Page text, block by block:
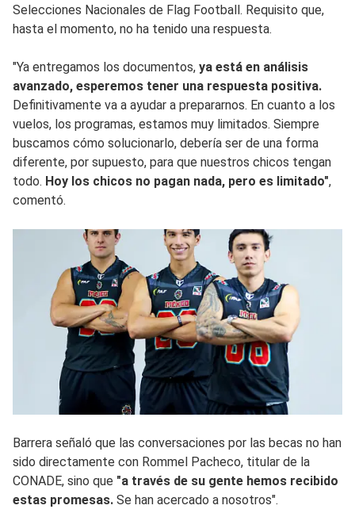
Selecciones Nacionales de Flag Football. Requisito que,
hasta el momento, no ha tenido una respuesta.
"Ya entregamos los documentos, ya está en análisis
avanzado, esperemos tener una respuesta positiva.
Definitivamente va a ayudar a prepararnos. En cuanto a los
vuelos, los programas, estamos muy limitados. Siempre
buscamos cómo solucionarlo, debería ser de una forma
diferente, por supuesto, para que nuestros chicos tengan
todo. Hoy los chicos no pagan nada, pero es limitado",
comentó.
Barrera señaló que las conversaciones por las becas no han
sido directamente con Rommel Pacheco, titular de la
CONADE, sino que "a través de su gente hemos recibido
estas promesas. Se han acercado a nosotros".